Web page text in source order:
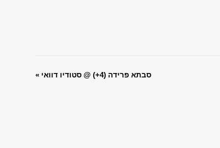
EVENT
« סבתא פרידה (4+) @ סטודיו דוואי